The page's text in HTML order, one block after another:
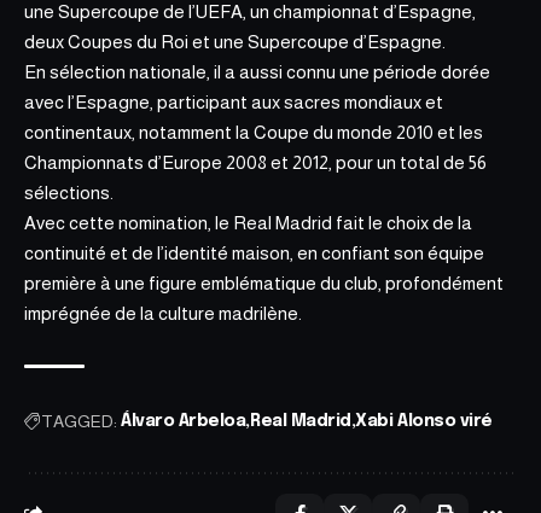
une Supercoupe de l’UEFA, un championnat d’Espagne,
deux Coupes du Roi et une Supercoupe d’Espagne.
En sélection nationale, il a aussi connu une période dorée
avec l’Espagne, participant aux sacres mondiaux et
continentaux, notamment la Coupe du monde 2010 et les
Championnats d’Europe 2008 et 2012, pour un total de 56
sélections.
Avec cette nomination, le Real Madrid fait le choix de la
continuité et de l’identité maison, en confiant son équipe
première à une figure emblématique du club, profondément
imprégnée de la culture madrilène.
TAGGED: Álvaro Arbeloa Real Madrid Xabi Alonso viré